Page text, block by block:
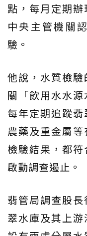
點，每月定期
中央主管機關
驗。
他說，水質檢
關「飲用水水
每年定期追蹤
農藥及重金屬
檢驗結果，都
啟動調查遏止。
翡管局調查股
翠水庫及其上